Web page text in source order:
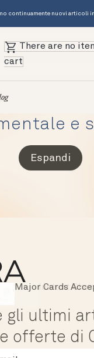
continuamente nuovi articoli
There are no
cart
e
Espandi
Instant
Major Cards
gli ultimi
offerte di